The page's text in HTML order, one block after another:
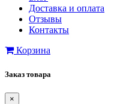
Доставка и оплата
Отзывы
Контакты
Корзина
Заказ товара
×